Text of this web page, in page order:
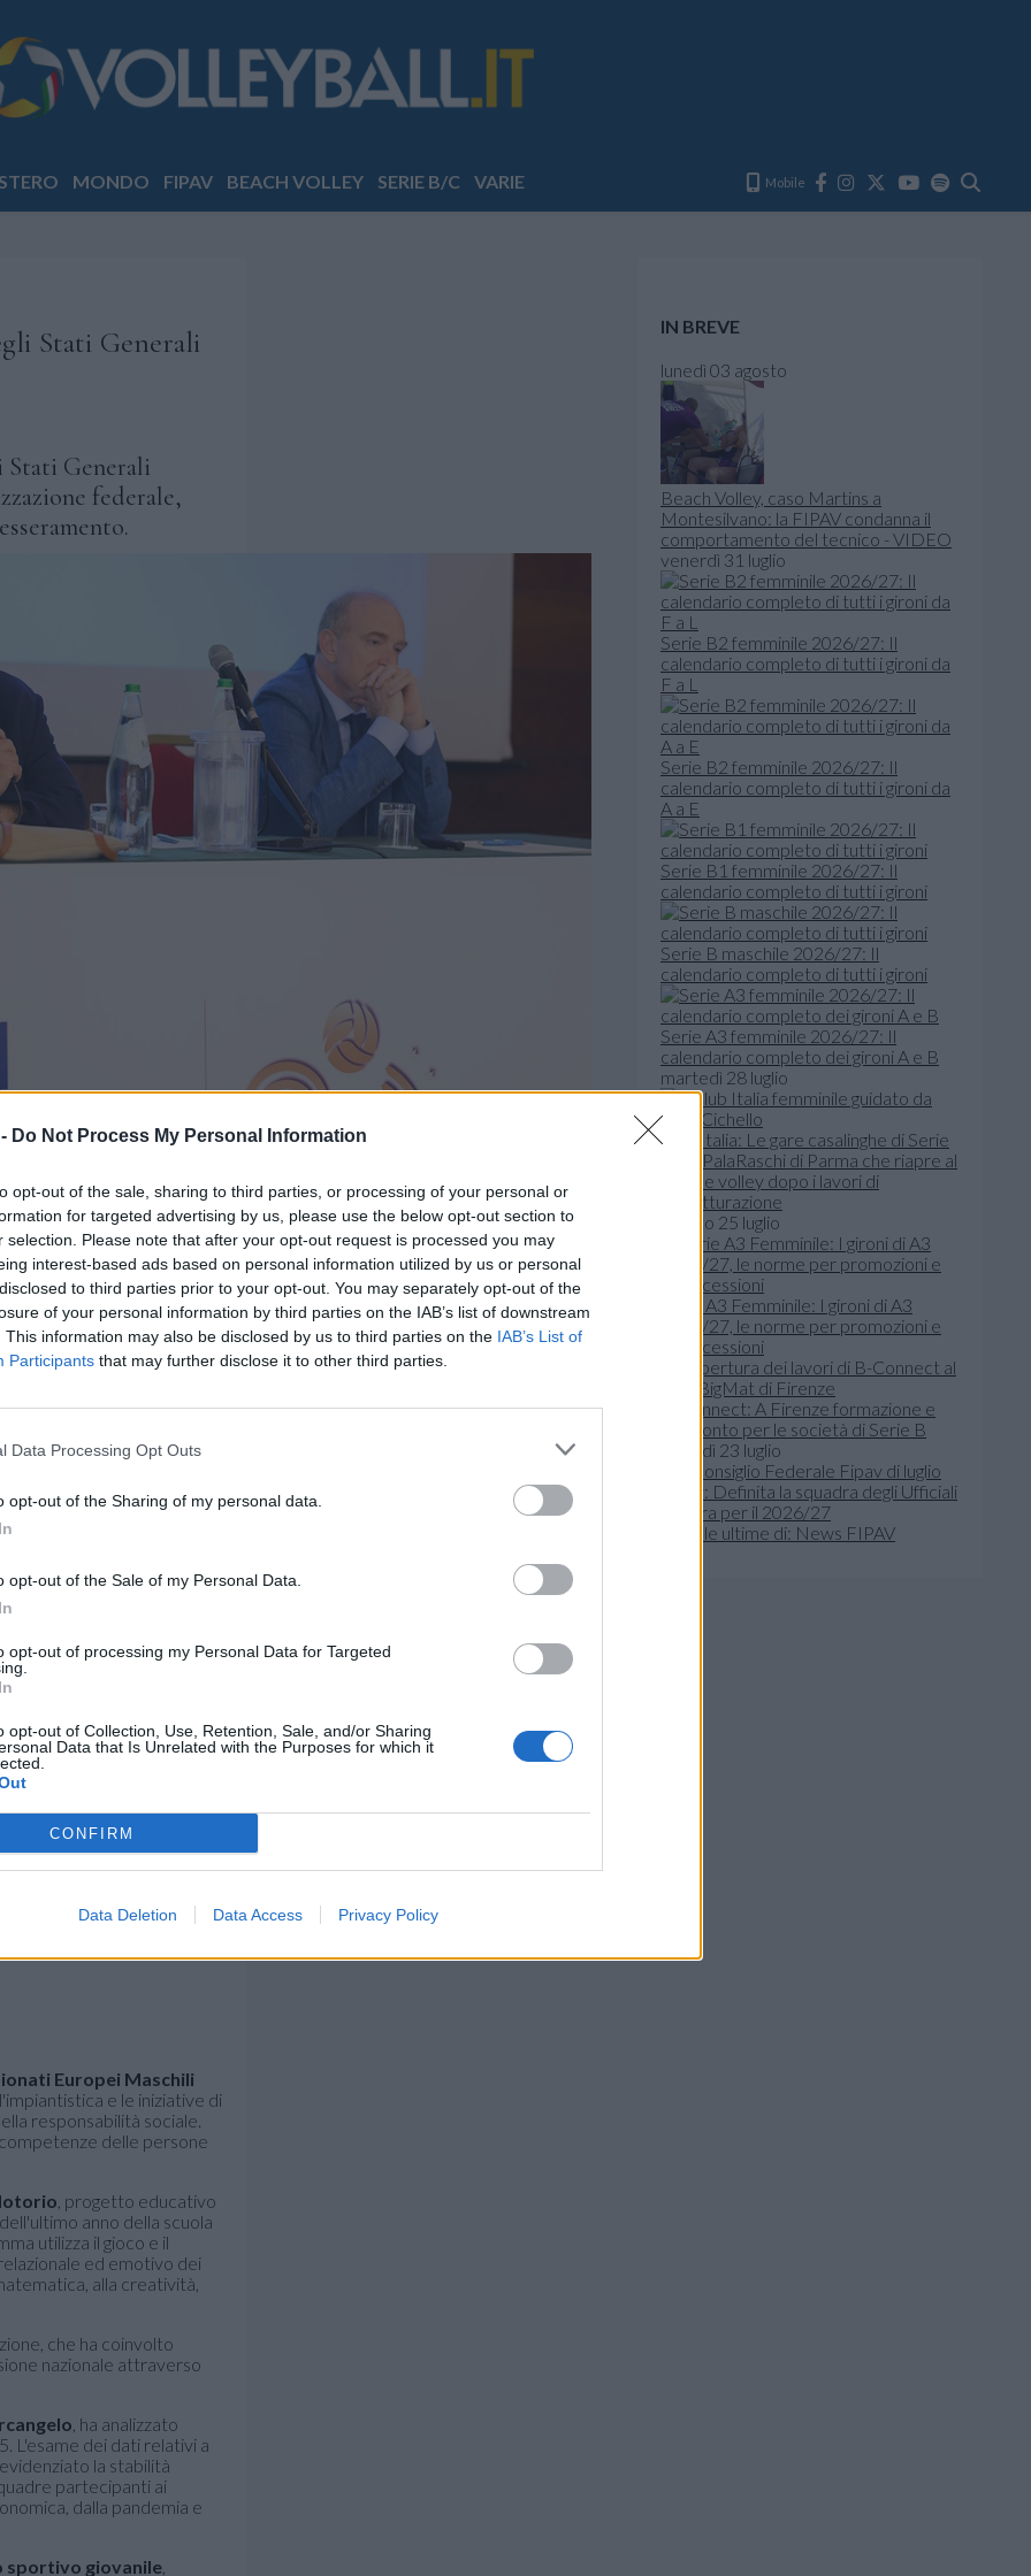
Do Not Process My Personal Information
opt-out of the sale, sharing to third parties, or processing of your personal or
for targeted advertising by us, please use the below opt-out section to
selection. Please note that after your opt-out request is processed you may
interest-based ads based on personal information utilized by us or personal
to third parties prior to your opt-out. You may separately opt-out of the
of your personal information by third parties on the IAB’s list of downstream
This information may also be disclosed by us to third parties on the IAB’s List of
Participants that may further disclose it to other third parties.
Data Processing Opt Outs
opt-out of the Sharing of my personal data.
opt-out of the Sale of my Personal Data.
opt-out of processing my Personal Data for Targeted
opt-out of Collection, Use, Retention, Sale, and/or Sharing
Data that Is Unrelated with the Purposes for which it
CONFIRM
Data Deletion Data Access Privacy Policy
MONDO FIPAV BEACH VOLLEY SERIE B/C VARIE Mobile
Stati Generali
Stati Generali
federale,
2026 a Catania
della Pallavolo
Pallavolo
Giuseppe
da tutta Italia.
come un
della Federazione.
del movimento, il
di analisi e miglioramento
. La relazione ha
destinati all'attività
Europei Maschili
e le iniziative di
responsabilità sociale.
delle persone
, progetto educativo
anno della scuola
utilizza il gioco e il
ed emotivo dei
alla creatività,
che ha coinvolto
nazionale attraverso
, ha analizzato
L'esame dei dati relativi a
la stabilità
partecipanti ai
dalla pandemia e
sportivo giovanile
IN BREVE
lunedì 03 agosto
Beach Volley, caso Martins a
Montesilvano: la FIPAV condanna il
comportamento del tecnico - VIDEO
venerdì 31 luglio
Serie B2 femminile 2026/27: Il
calendario completo di tutti i gironi da
F a L
Serie B2 femminile 2026/27: Il
calendario completo di tutti i gironi da
A a E
Serie B1 femminile 2026/27: Il
calendario completo di tutti i gironi
Serie B maschile 2026/27: Il
calendario completo di tutti i gironi
Serie A3 femminile 2026/27: Il
calendario completo dei gironi A e B
martedì 28 luglio
Club Italia: Le gare casalinghe di Serie
A2 al PalaRaschi di Parma che riapre al
grande volley dopo i lavori di
ristrutturazione
sabato 25 luglio
Serie A3 Femminile: I gironi di A3
2026/27, le norme per promozioni e
retrocessioni
B-Connect: A Firenze formazione e
confronto per le società di Serie B
giovedì 23 luglio
Fipav: Definita la squadra degli Ufficiali
di Gara per il 2026/27
Leggi le ultime di: News FIPAV